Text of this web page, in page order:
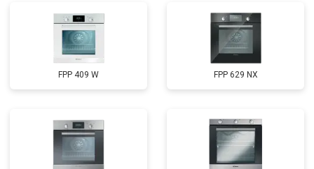
FPP 409 W FPP 629 NX